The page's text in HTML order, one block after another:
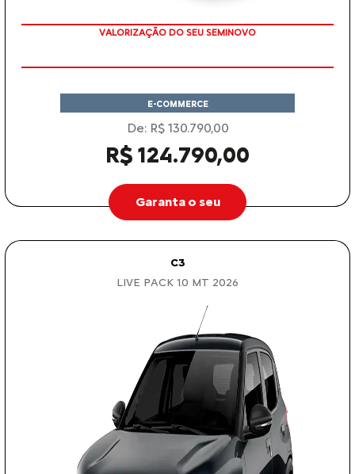
VALORIZAÇÃO DO SEU SEMINOVO
E-COMMERCE
De: R$ 130.790,00
R$ 124.790,00
Garanta o seu
C3
LIVE PACK 1.0 MT 2026